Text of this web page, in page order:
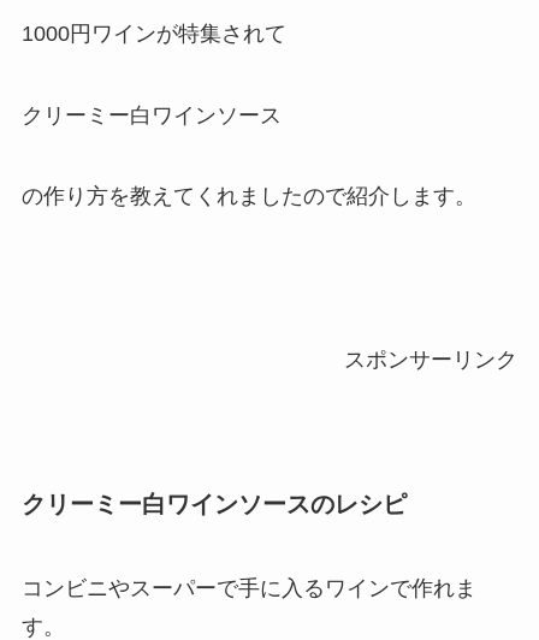
1000円ワインが特集されて
クリーミー白ワインソース
の作り方を教えてくれましたので紹介します。
スポンサーリンク
クリーミー白ワインソースのレシピ
コンビニやスーパーで手に入るワインで作れま
す。